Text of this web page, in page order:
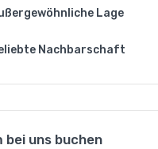
Lage
Nachbarschaft
bei uns buchen